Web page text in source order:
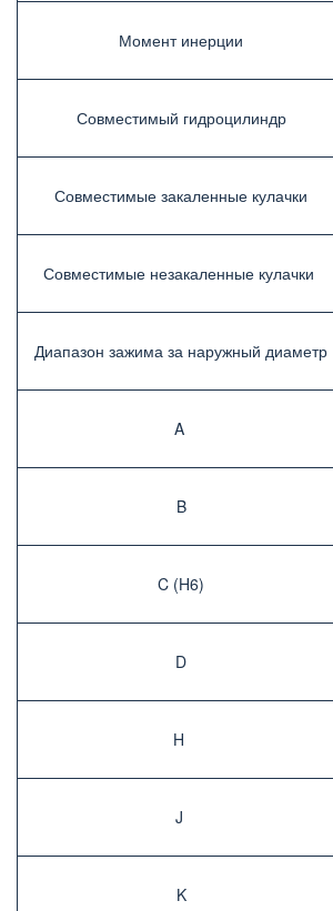
Момент инерции­
Совместимый гидроцилиндр­
Совместимые закаленные кулачки­
Совместимые незакаленные кулачки ­
Диапазон зажима за наружный диаметр­
A ­
B
C (H6)­
D
H ­
J ­
K